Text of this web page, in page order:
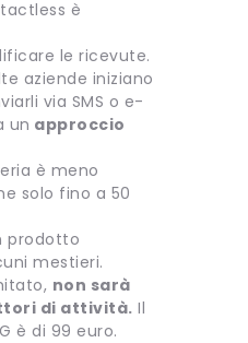
è
le ricevute.
aziende iniziano
via SMS o e-
un approccio
è meno
solo fino a 50
prodotto
mestieri.
non sarà
di attività. Il
è di 99 euro.